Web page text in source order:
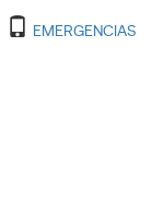
EMERGENCIAS